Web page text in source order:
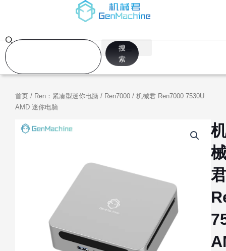
容
Search
搜
索
首页 / Ren：紧凑型迷你电脑 / Ren7000 / 机械君 Ren7000 7530U
AMD 迷你电脑